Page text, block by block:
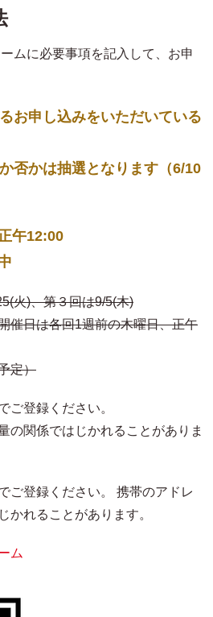
ムに必要事項を記入して、お申
お申し込みをいただいている
否かは抽選となります（6/10
午12:00
火)、第３回は9/5(木)
催日は各回1週前の木曜日、正午
定）
ご登録ください。
の関係ではじかれることがありま
ご登録ください。 携帯のアドレ
かれることがあります。
ム